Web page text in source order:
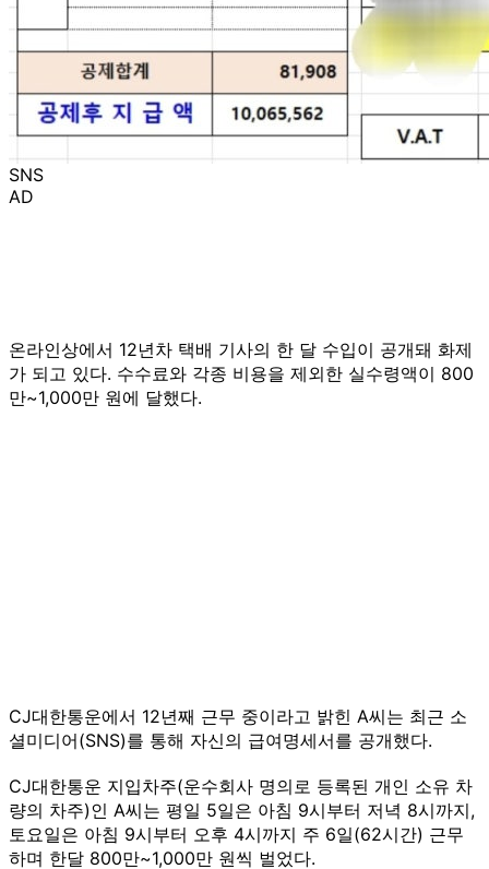
SNS
AD
온라인상에서 12년차 택배 기사의 한 달 수입이 공개돼 화제
가 되고 있다. 수수료와 각종 비용을 제외한 실수령액이 800
만~1,000만 원에 달했다.
CJ대한통운에서 12년째 근무 중이라고 밝힌 A씨는 최근 소
셜미디어(SNS)를 통해 자신의 급여명세서를 공개했다.
CJ대한통운 지입차주(운수회사 명의로 등록된 개인 소유 차
량의 차주)인 A씨는 평일 5일은 아침 9시부터 저녁 8시까지,
토요일은 아침 9시부터 오후 4시까지 주 6일(62시간) 근무
하며 한달 800만~1,000만 원씩 벌었다.